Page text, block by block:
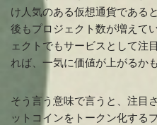
け人気のある仮想通貨である
後もプロジェクト数が増えて
ェクトでもサービスとして注
れば、一気に価値が上がるか
そう言う意味で言うと、注目
ットコインをトークン化する